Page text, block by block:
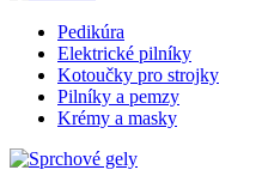
Pedikúra
Elektrické pilníky
Kotoučky pro strojky
Pilníky a pemzy
Krémy a masky